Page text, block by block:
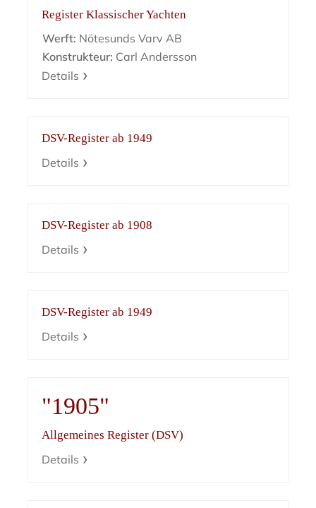
Register Klassischer Yachten
Werft: Nötesunds Varv AB
Konstrukteur: Carl Andersson
Details
DSV-Register ab 1949
Details
DSV-Register ab 1908
Details
DSV-Register ab 1949
Details
"1905"
Allgemeines Register (DSV)
Details